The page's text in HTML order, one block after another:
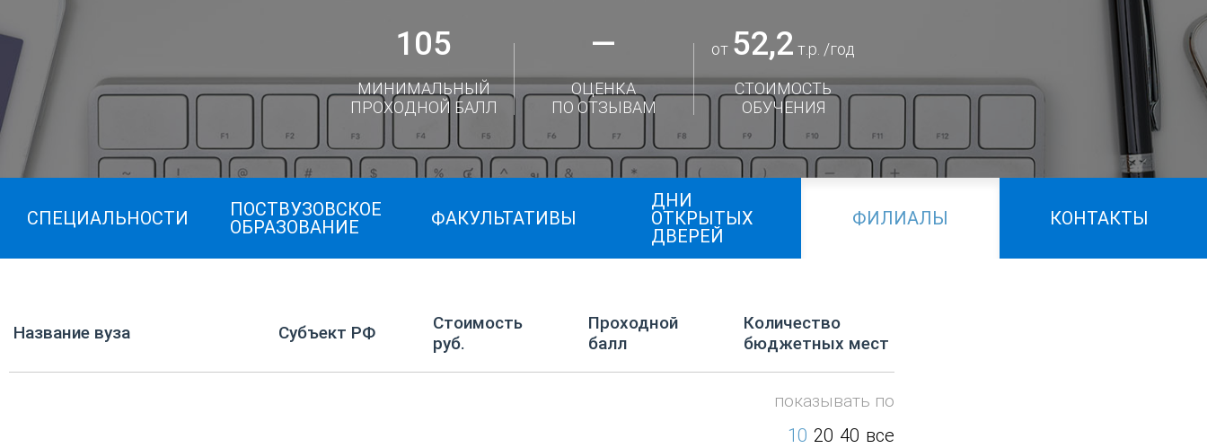
105
МИНИМАЛЬНЫЙ
ПРОХОДНОЙ БАЛЛ
—
ОЦЕНКА
ПО ОТЗЫВАМ
от 52,2 т.р. /год
СТОИМОСТЬ
ОБУЧЕНИЯ
СПЕЦИАЛЬНОСТИ
ПОСТВУЗОВСКОЕ
ОБРАЗОВАНИЕ
ФАКУЛЬТАТИВЫ
ДНИ
ОТКРЫТЫХ
ДВЕРЕЙ
ФИЛИАЛЫ КОНТАКТЫ
Название вуза Субъект РФ
Стоимость
руб.
Проходной
балл
Количество
бюджетных мест
показывать по
10 20 40 все